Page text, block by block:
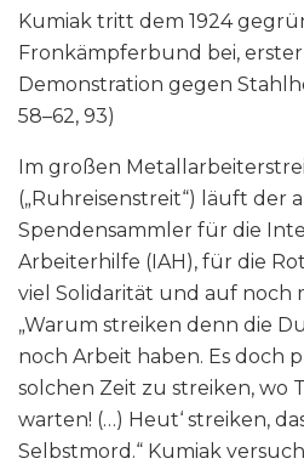
Kumiak tritt dem 1924
Fronkämpferbund bei, erster
Demonstration gegen
58–62, 93)
Im großen
(„Ruhreisenstreit“) läuft der
Spendensammler für die
Arbeiterhilfe (IAH), für die
viel Solidarität und auf noch
„Warum streiken denn die
noch Arbeit haben. Es doch
solchen Zeit zu streiken, wo
warten! (…) Heut‘ streiken,
Selbstmord.“ Kumiak